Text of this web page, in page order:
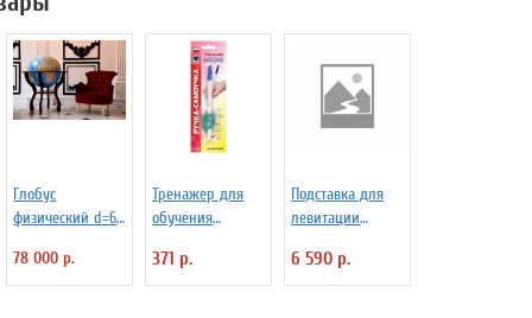
Глобус
физический d=64
деревянной
подставке
78 000 р.
Тренажер для
обучения
технике письма
Уник-Ум "Ручка-
371 р.
Подставка для
левитации
тарелка"
LevitronOff с
6 590 р.